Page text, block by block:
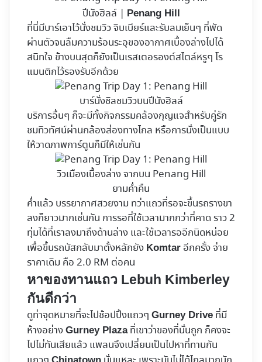
ปีนังฮิลล์ | Penang Hill
ที่นี่มีบาร์เอาไว้นั่งชมวิว จิบเบียร์และรับลมเย็นๆ ที่พัด
ผ่านตัวจนลืมความร้อนระอุของอากาศเบื้องล่างไปได้
สนิทใจ ข้างบนสุดก็ยังเป็นเรสเตอรองต์สไตล์หรูๆ โร
แมนติกไว้รองรับอีกด้วย
บาร์นั่งชิลชมวิวบนปีนังฮิลล์
บริการอื่นๆ ก็จะมีทั้งกิจกรรมคล้องกุญแจสำหรับคู่รัก
ชมทิวทัศน์ผ่านกล้องส่องทางไกล หรือการนั่งเป็นแบบ
ให้วาดภาพการ์ตูนก็มีให้เช่นกัน
วิวเมืองเบื้องล่าง จากบน Penang Hill
ยามค่ำคืน
ค่ำแล้ว บรรยากาศสวยงาม ทว่าแถวที่รอจะขึ้นรถรางขา
ลงก็ยาวมากเช่นกัน การรอที่ใช้เวลามากกว่าที่คาด ราว 2
ทุ่มได้ที่เราลงมาถึงด้านล่าง และใช้เวลารออีกนิดหน่อย
เพื่อขึ้นรถบัสกลับมาตั้งหลักยัง Komtar อีกครั้ง จ่าย
ราคาเดิม คือ 2.0 RM ต่อคน
หาของทานแถว Lebuh Kimberley
กันดีกว่า
ดูท่าจุดหมายที่จะไปช้อปปิ้งแถวๆ Gurney Drive ที่มี
ห้างอย่าง Gurney Plazaที่เขาว่าของที่นั่นถูก ก็คงจะ
ไปไม่ทันเสียแล้ว แพลนจึงเปลี่ยนเป็นไปหาที่ทานกัน